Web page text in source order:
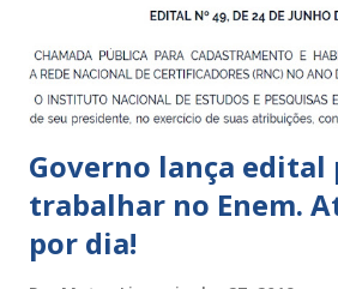
Indígena, e trabalham com cri...
Governo lança edital
trabalhar no Enem.
por dia!